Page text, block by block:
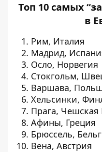
Топ 10 самых
в
Рим, Италия
Мадрид,
Осло, Норвегия
Стокгольм,
Варшава,
Хельсинки,
Прага, Чешская
Афины, Греция
Брюссель,
Вена, Австрия